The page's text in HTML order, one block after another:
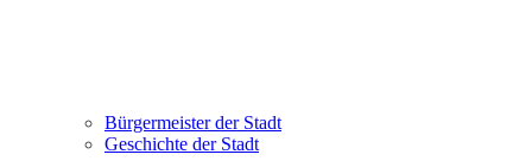
Bürgermeister der Stadt
Geschichte der Stadt